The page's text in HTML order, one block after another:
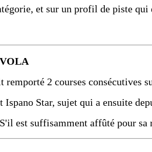
et sur un profil de piste
remporté 2 courses consécutives
Ispano Star, sujet qui a ensuite
est suffisamment affûté pour sa